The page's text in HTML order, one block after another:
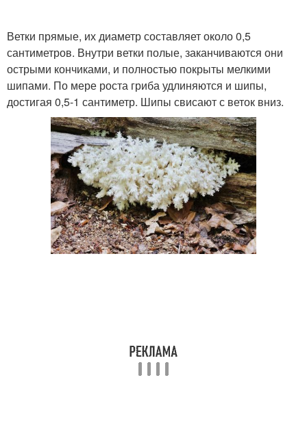
Ветки прямые, их диаметр составляет около 0,5
сантиметров. Внутри ветки полые, заканчиваются они
острыми кончиками, и полностью покрыты мелкими
шипами. По мере роста гриба удлиняются и шипы,
достигая 0,5-1 сантиметр. Шипы свисают с веток вниз.